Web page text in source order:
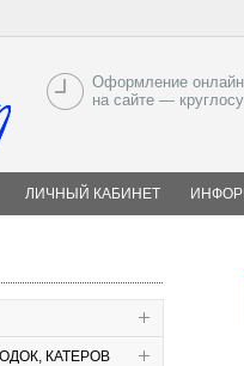
Оформление
на сайте —
ЛИЧНЫЙ КАБИНЕТ
КАТЕРОВ